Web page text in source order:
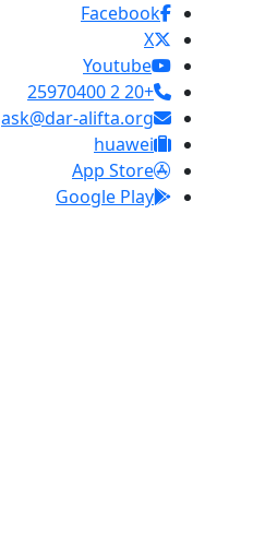
Facebook
X
Youtube
+20 2 25970400
ask@dar-alifta.org
huawei
App Store
Google Play